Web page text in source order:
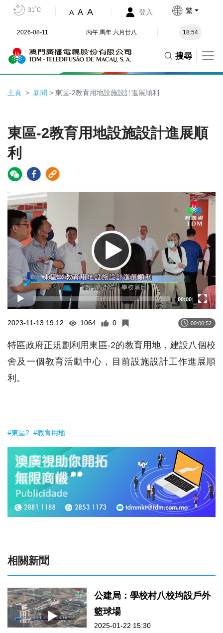
31˚C A A A 登入 繁
2026-08-11 丙午 馬年 六月廿八 18:54
搜尋
主頁 新聞 > 東區-2教育用地設施設計進展順利
東區-2教育用地設施設計進展順
利
Video
Player
00:00
2023-11-13 19:12 1064 0 00:00:52
特區政府正規劃利用東區-2的教育用地，建設八個校
舍及一個教育活動中心，目前設施設計工作進展順
利。
#東區2 #教育用地
相關新聞
公建局：學校村八校均設戶外
籃球場
2025-01-22 15:30